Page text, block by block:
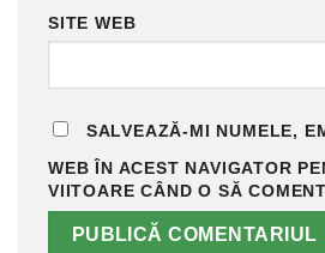
SITE WEB
SALVEAZĂ-MI NUMELE,
WEB ÎN ACEST NAVIGATOR
VIITOARE CÂND O SĂ